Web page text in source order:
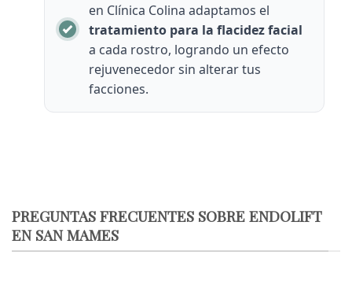
en Clínica Colina adaptamos el
tratamiento para la flacidez facial
a cada rostro, logrando un efecto
rejuvenecedor sin alterar tus
facciones.
PREGUNTAS FRECUENTES SOBRE ENDOLIFT
EN SAN MAMES